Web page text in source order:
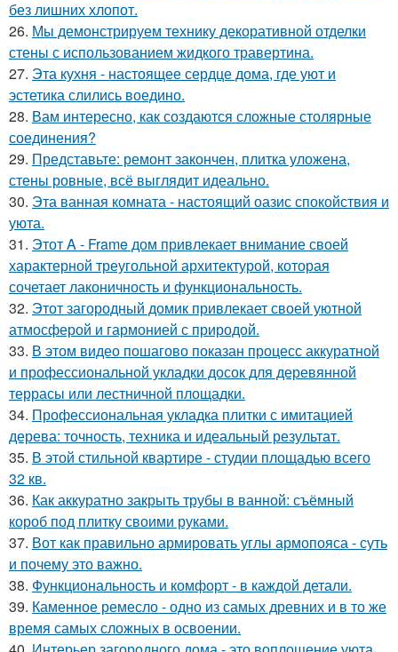
без лишних хлопот.
26. Мы демонстрируем технику декоративной отделки
стены с использованием жидкого травертина.
27. Эта кухня - настоящее сердце дома, где уют и
эстетика слились воедино.
28. Вам интересно, как создаются сложные столярные
соединения?
29. Представьте: ремонт закончен, плитка уложена,
стены ровные, всё выглядит идеально.
30. Эта ванная комната - настоящий оазис спокойствия и
уюта.
31. Этот A - Frame дом привлекает внимание своей
характерной треугольной архитектурой, которая
сочетает лаконичность и функциональность.
32. Этот загородный домик привлекает своей уютной
атмосферой и гармонией с природой.
33. В этом видео пошагово показан процесс аккуратной
и профессиональной укладки досок для деревянной
террасы или лестничной площадки.
34. Профессиональная укладка плитки с имитацией
дерева: точность, техника и идеальный результат.
35. В этой стильной квартире - студии площадью всего
32 кв.
36. Как аккуратно закрыть трубы в ванной: съёмный
короб под плитку своими руками.
37. Вот как правильно армировать углы армопояса - суть
и почему это важно.
38. Функциональность и комфорт - в каждой детали.
39. Каменное ремесло - одно из самых древних и в то же
время самых сложных в освоении.